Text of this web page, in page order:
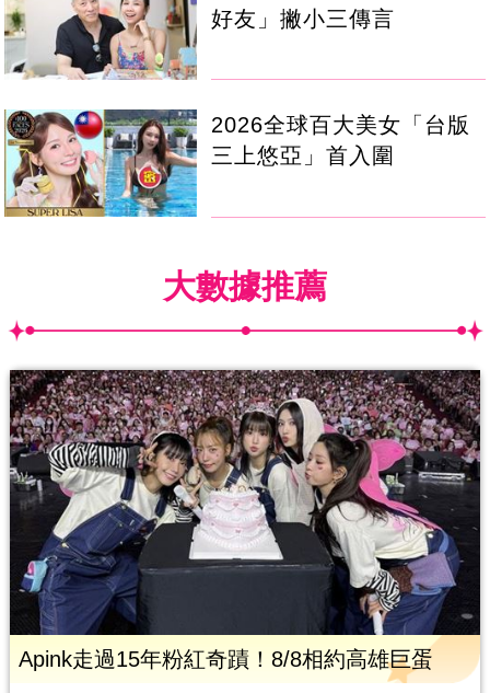
好友」撇小三傳言
2026全球百大美女「台版
三上悠亞」首入圍
大數據推薦
Apink走過15年粉紅奇蹟！8/8相約高雄巨蛋